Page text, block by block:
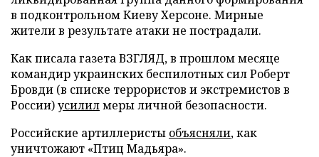
в подконтрольном Киеву Херсоне. Мирные
жители в результате атаки не пострадали.
Как писала газета ВЗГЛЯД, в прошлом месяце
командир украинских беспилотных сил Роберт
Бровди (в списке террористов и экстремистов в
России)усилилмеры личной безопасности.
Российские артиллеристы объясняли, как
уничтожают «Птиц Мадьяра».